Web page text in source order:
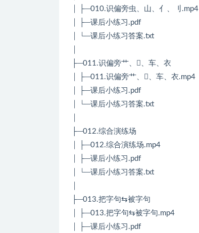
│ ├─010.识偏旁虫、山、亻、刂.mp4
│ ├─课后小练习.pdf
│ └─课后小练习答案.txt
├─011.识偏旁艹、、车、衣
│ ├─011.识偏旁艹、、车、衣.mp4
│ ├─课后小练习.pdf
│ └─课后小练习答案.txt
├─012.综合演练场
│ ├─012.综合演练场.mp4
│ ├─课后小练习.pdf
│ └─课后小练习答案.txt
├─013.把字句⇆被字句
│ ├─013.把字句⇆被字句.mp4
│ ├─课后小练习.pdf